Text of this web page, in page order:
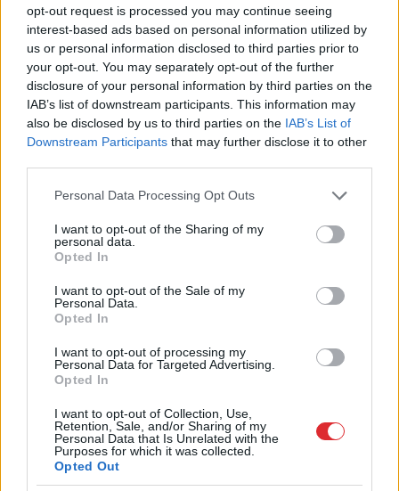
opt-out request is processed you may continue seeing
interest-based ads based on personal information utilized by
us or personal information disclosed to third parties prior to
your opt-out. You may separately opt-out of the further
disclosure of your personal information by third parties on the
IAB’s list of downstream participants. This information may
also be disclosed by us to third parties on the IAB’s List of
Downstream Participants that may further disclose it to other
Please note that this website/app uses one or more Google
not limited to your visit or usage behaviour. You may click to
grant or deny consent to Google and its third-party tags to
use your data for below specified purposes in below Google
consent section.
Personal Data Processing Opt Outs
I want to opt-out of the Sharing of my
personal data.
Opted In
I want to opt-out of the Sale of my
Personal Data.
Opted In
I want to opt-out of processing my
Personal Data for Targeted Advertising.
Opted In
I want to opt-out of Collection, Use,
Retention, Sale, and/or Sharing of my
Personal Data that Is Unrelated with the
Purposes for which it was collected.
Opted Out
Nosauktināvējošākie automobiļi uz
ceļiem: turam īkšķus, lai neatrodi sarakstā
savu auto
“Tikaibagātie izmanto sabiedrisko
transportu?” Ģimene gribēja pavizināties
ar vilcienu, bet biļešu cena lika pārdomāt
naudu? Sabiedrība sāk rēķināt un atklājas
Astroloģe izceļ 3 zodiaka zīmes, kurām ir
nosliece uz emocionālu kontroli pār citiem
cilvēkiem
Masksatsakās no vienošanās ar Zelenski;
atklājas, par ko viņiem ir nopietnas
nesaskaņas
Lasīt citas ziņas